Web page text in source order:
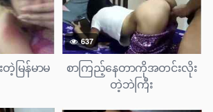
တဲ့မြန်မာမ
637
စာကြည့်နေတာကိုအတင်းလိုး
တဲ့ဘဲကြီး